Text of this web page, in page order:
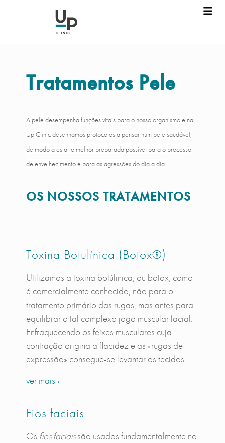
Tratamentos Pele
A pele desempenha funções vitais para o nosso organismo e na
Up Clinic desenhamos protocolos a pensar num pele saudável,
de modo a estar o melhor preparada possível para o processo
de envelhecimento e para as agressões do dia a dia
OS NOSSOS TRATAMENTOS
Toxina Botulínica (Botox®)
Utilizamos a toxina botúlinica, ou botox, como
é comercialmente conhecido, não para o
tratamento primário das rugas, mas antes para
equilibrar o tal complexo jogo muscular facial.
Enfraquecendo os feixes musculares cuja
contração origina a flacidez e as «rugas de
expressão» consegue-se levantar os tecidos.
ver mais ›
Fios faciais
Os fios faciaissão usados fundamentalmente no